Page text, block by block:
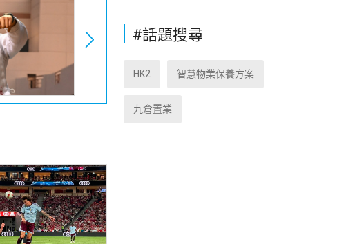
#話題搜尋
HK2 智慧物業保養方案
九倉置業